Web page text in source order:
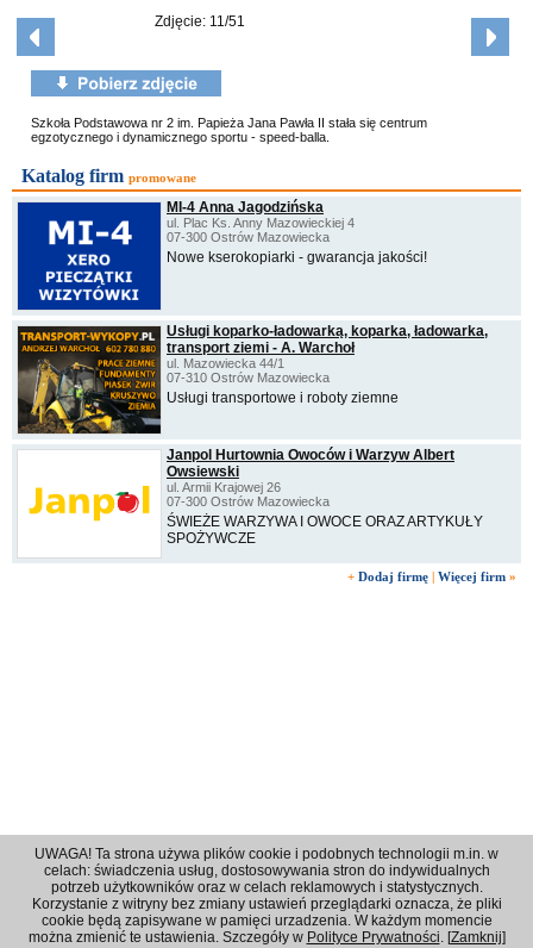
Zdjęcie: 11/51
Szkoła Podstawowa nr 2 im. Papieża Jana Pawła II stała się centrum
egzotycznego i dynamicznego sportu - speed-balla.
Katalog firm promowane
MI-4 Anna Jagodzińska
ul. Plac Ks. Anny Mazowieckiej 4
07-300 Ostrów Mazowiecka
Nowe kserokopiarki - gwarancja jakości!
Usługi koparko-ładowarką, koparka, ładowarka,
transport ziemi - A. Warchoł
ul. Mazowiecka 44/1
07-310 Ostrów Mazowiecka
Usługi transportowe i roboty ziemne
Janpol Hurtownia Owoców i Warzyw Albert
Owsiewski
ul. Armii Krajowej 26
07-300 Ostrów Mazowiecka
ŚWIEŻE WARZYWA I OWOCE ORAZ ARTYKUŁY
SPOŻYWCZE
+ Dodaj firmę Więcej firm »
Regulamin|Polityka prywatności|Reklama|Kontakt
© 2001 - 2026 OPI Ostrowski Portal Internetowy - Wszystkie prawa zastrzeżone
UWAGA! Ta strona używa plików cookie i podobnych technologii m.in. w
celach: świadczenia usług, dostosowywania stron do indywidualnych
potrzeb użytkowników oraz w celach reklamowych i statystycznych.
Korzystanie z witryny bez zmiany ustawień przeglądarki oznacza, że pliki
cookie będą zapisywane w pamięci urzadzenia. W każdym momencie
można zmienić te ustawienia. Szczegóły w Polityce Prywatności. [Zamknij]